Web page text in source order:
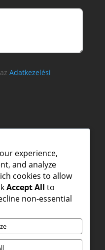
Adatkezelési
experience,
and analyze
cookies to allow
Accept All to
non-essential